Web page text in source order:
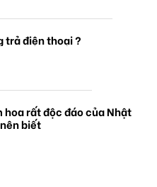
trả điện thoại ?
hoa rất độc đáo của Nhật
biết